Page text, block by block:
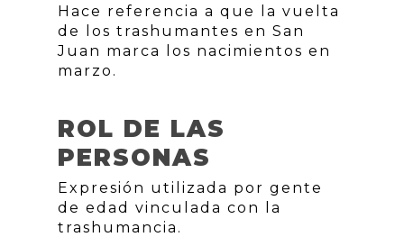
Hace referencia a que la vuelta
de los trashumantes en San
Juan marca los nacimientos en
marzo.
ROL DE LAS
PERSONAS
Expresión utilizada por gente
de edad vinculada con la
trashumancia.